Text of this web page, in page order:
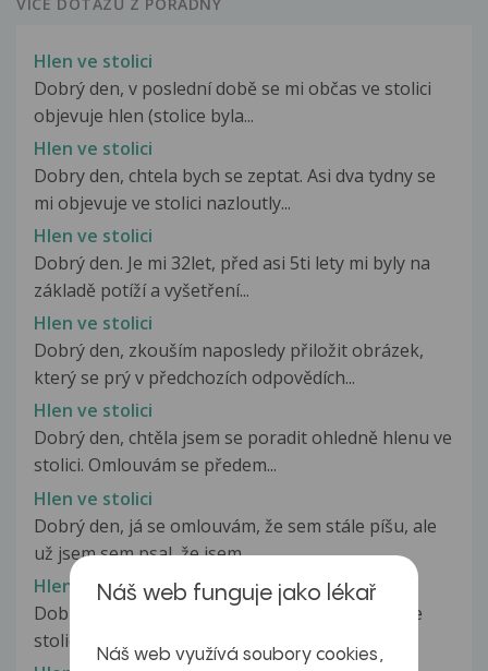
Hlen ve stolici
Dobrý den, v poslední době se mi občas ve stolici
objevuje hlen (stolice byla...
Hlen ve stolici
Dobry den, chtela bych se zeptat. Asi dva tydny se
mi objevuje ve stolici nazloutly...
Hlen ve stolici
Dobrý den. Je mi 32let, před asi 5ti lety mi byly na
základě potíží a vyšetření...
Hlen ve stolici
Dobrý den, zkouším naposledy přiložit obrázek,
který se prý v předchozích odpovědích...
Hlen ve stolici
Dobrý den, chtěla jsem se poradit ohledně hlenu ve
stolici. Omlouvám se předem...
Hlen ve stolici
Dobrý den, já se omlouvám, že sem stále píšu, ale
už jsem sem psal, že jsem...
Hlen ve stolici
Dobrý den, je něco pravdy na tvrzení, že hlen ve
stolici se může vyskytovat...
Náš web funguje jako lékař
Náš web využívá soubory cookies,